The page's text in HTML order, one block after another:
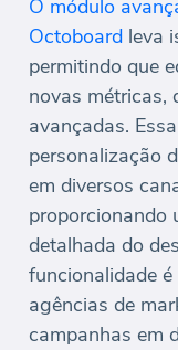
O módulo
Octoboard leva
permitindo que
novas métricas,
avançadas.
personalização
em diversos
proporcionando
detalhada do
funcionalidade
agências de
campanhas em